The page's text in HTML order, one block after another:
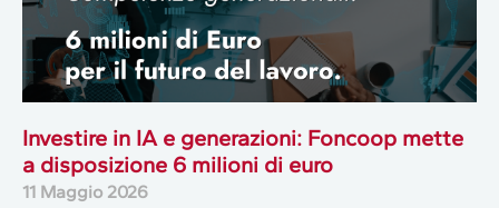
Investire in IA e generazioni: Foncoop mette
a disposizione 6 milioni di euro
11 Maggio 2026